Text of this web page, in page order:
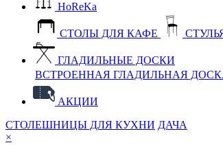
HoReKa
СТОЛЫ ДЛЯ КАФЕ
ГЛАДИЛЬНЫЕ ДОСКИ
ВСТРОЕННАЯ ГЛАДИЛЬНАЯ
АКЦИИ
СТОЛЕШНИЦЫ ДЛЯ КУХНИ ДАЧА
×